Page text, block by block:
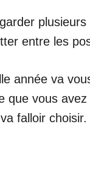
plusieurs
entre les
année va
que vous
falloir choisir.